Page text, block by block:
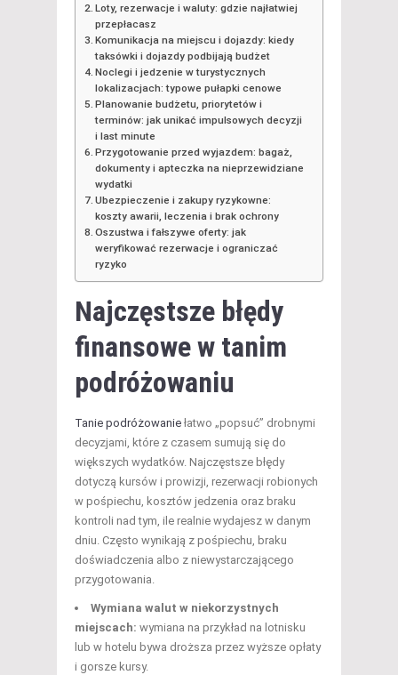
Loty, rezerwacje i waluty: gdzie najłatwiej
przepłacasz
Komunikacja na miejscu i dojazdy: kiedy
taksówki i dojazdy podbijają budżet
Noclegi i jedzenie w turystycznych
lokalizacjach: typowe pułapki cenowe
Planowanie budżetu, priorytetów i
terminów: jak unikać impulsowych decyzji
i last minute
Przygotowanie przed wyjazdem: bagaż,
dokumenty i apteczka na nieprzewidziane
wydatki
Ubezpieczenie i zakupy ryzykowne:
koszty awarii, leczenia i brak ochrony
Oszustwa i fałszywe oferty: jak
weryfikować rezerwacje i ograniczać
ryzyko
Najczęstsze błędy
finansowe w tanim
podróżowaniu
Tanie podróżowanie łatwo „popsuć” drobnymi
decyzjami, które z czasem sumują się do
większych wydatków. Najczęstsze błędy
dotyczą kursów i prowizji, rezerwacji robionych
w pośpiechu, kosztów jedzenia oraz braku
kontroli nad tym, ile realnie wydajesz w danym
dniu. Często wynikają z pośpiechu, braku
doświadczenia albo z niewystarczającego
przygotowania.
Wymiana walut w niekorzystnych
miejscach: wymiana na przykład na lotnisku
lub w hotelu bywa droższa przez wyższe opłaty
i gorsze kursy.